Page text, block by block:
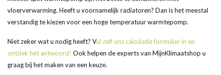
vloerverwarming. Heeft u voornamelijk radiatoren? Dan is het meestal
verstandig te kiezen voor een hoge temperatuur warmtepomp.
Niet zeker wat u nodig heeft? Vul zelf ons calculatie formulier in en
ontdek het antwoord! Ook helpen de experts van MijnKlimaatshop u
graag bij het maken van een keuze.